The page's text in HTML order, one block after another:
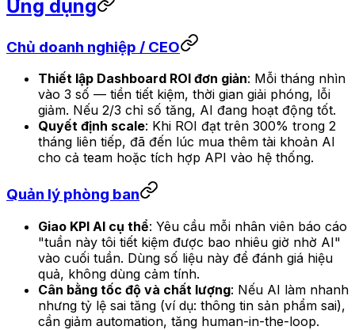
Ứng dụng
Chủ doanh nghiệp / CEO
Thiết lập Dashboard ROI đơn giản: Mỗi tháng nhìn
vào 3 số — tiền tiết kiệm, thời gian giải phóng, lỗi
giảm. Nếu 2/3 chỉ số tăng, AI đang hoạt động tốt.
Quyết định scale: Khi ROI đạt trên 300% trong 2
tháng liên tiếp, đã đến lúc mua thêm tài khoản AI
cho cả team hoặc tích hợp API vào hệ thống.
Quản lý phòng ban
Giao KPI AI cụ thể: Yêu cầu mỗi nhân viên báo cáo
"tuần này tôi tiết kiệm được bao nhiêu giờ nhờ AI"
vào cuối tuần. Dùng số liệu này để đánh giá hiệu
quả, không dùng cảm tính.
Cân bằng tốc độ và chất lượng: Nếu AI làm nhanh
nhưng tỷ lệ sai tăng (ví dụ: thông tin sản phẩm sai),
cần giảm automation, tăng human-in-the-loop.